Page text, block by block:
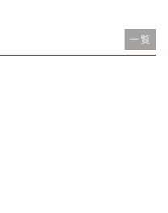
一覧